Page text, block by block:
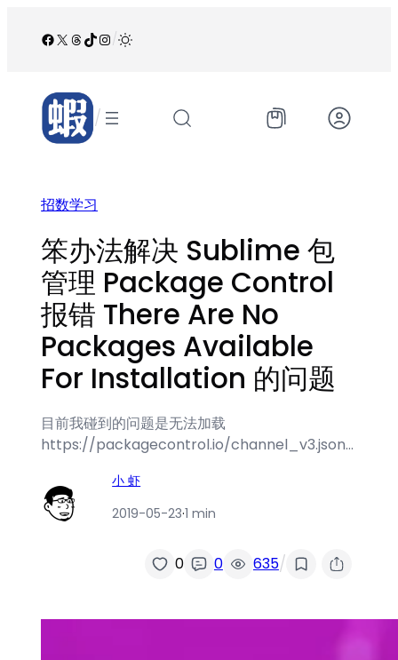
Facebook
X Threads
TikTok
Instagram
/
/
招数学习
笨办法解决 Sublime 包
管理 Package Control
报错 There Are No
Packages Available
For Installation 的问题
目前我碰到的问题是无法加载
https://packagecontrol.io/channel_v3.json…
小 虾
2019-05-23·1 min
0 0 635/